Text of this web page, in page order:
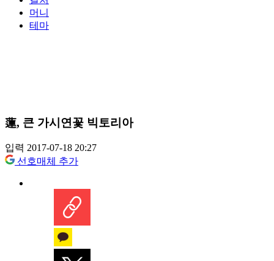
머니
테마
蓮, 큰 가시연꽃 빅토리아
입력 2017-07-18 20:27
선호매체 추가